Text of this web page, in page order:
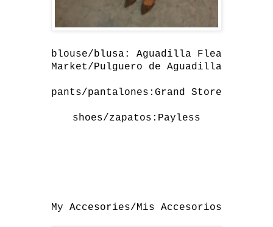
blouse/blusa: Aguadilla Flea
Market/Pulguero de Aguadilla
pants/pantalones:Grand Store
shoes/zapatos:Payless
My Accesories/Mis Accesorios